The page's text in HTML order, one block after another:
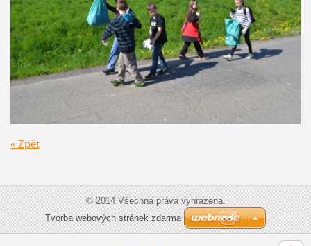
« Zpět
© 2014 Všechna práva vyhrazena.
Tvorba webových stránek zdarma